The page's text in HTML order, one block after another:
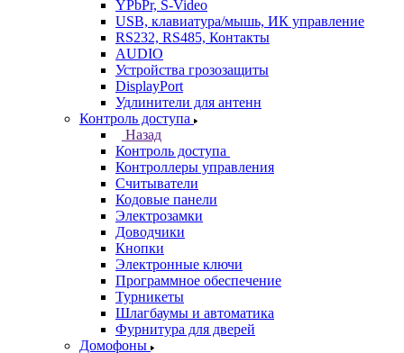
YPbPr, S-Video
USB, клавиатура/мышь, ИК управление
RS232, RS485, Контакты
AUDIO
Устройства грозозащиты
DisplayPort
Удлинители для антенн
Контроль доступа
Назад
Контроль доступа
Контроллеры управления
Считыватели
Кодовые панели
Электрозамки
Доводчики
Кнопки
Электронные ключи
Программное обеспечение
Турникеты
Шлагбаумы и автоматика
Фурнитура для дверей
Домофоны